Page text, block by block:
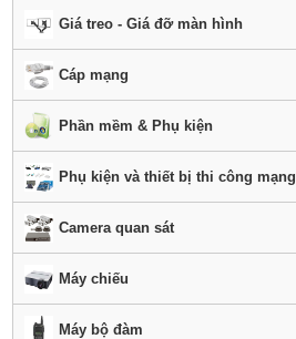
Giá treo - Giá đỡ màn hình
Cáp mạng
Phần mềm & Phụ kiện
Phụ kiện và thiết bị thi công mạng
Camera quan sát
Máy chiếu
Máy bộ đàm